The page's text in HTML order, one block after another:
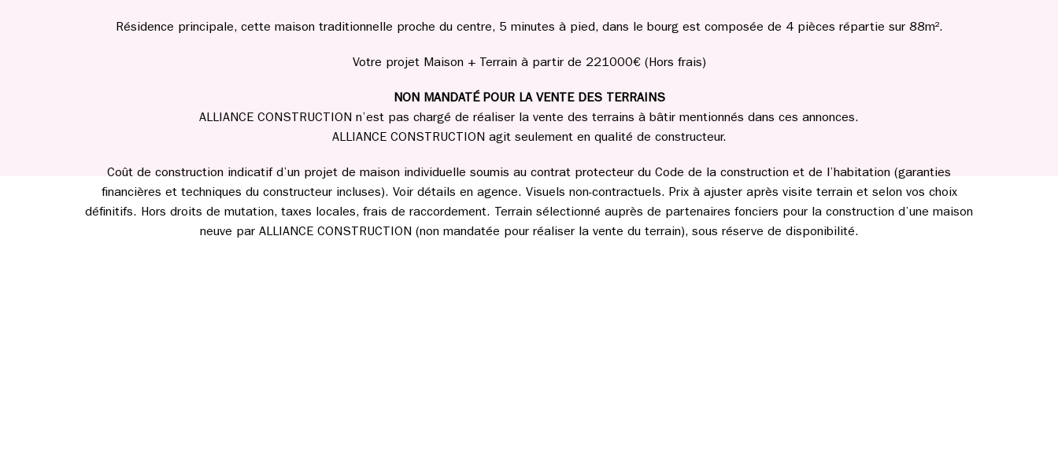
Résidence principale, cette maison traditionnelle proche du centre, 5 minutes à pied, dans le bourg est composée de 4 pièces répartie sur 88m².
Votre projet Maison + Terrain à partir de 221000€ (Hors frais)
NON MANDATÉ POUR LA VENTE DES TERRAINS
ALLIANCE CONSTRUCTION n’est pas chargé de réaliser la vente des terrains à bâtir mentionnés dans ces annonces.
ALLIANCE CONSTRUCTION agit seulement en qualité de constructeur.
Coût de construction indicatif d’un projet de maison individuelle soumis au contrat protecteur du Code de la construction et de l’habitation (garanties
financières et techniques du constructeur incluses). Voir détails en agence. Visuels non-contractuels. Prix à ajuster après visite terrain et selon vos choix
définitifs. Hors droits de mutation, taxes locales, frais de raccordement. Terrain sélectionné auprès de partenaires fonciers pour la construction d’une maison
neuve par ALLIANCE CONSTRUCTION (non mandatée pour réaliser la vente du terrain), sous réserve de disponibilité.